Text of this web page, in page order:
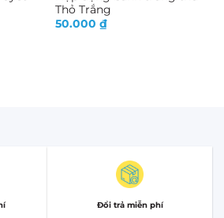
Thỏ Trắng
50.000 ₫
Đổi trả miễn phí